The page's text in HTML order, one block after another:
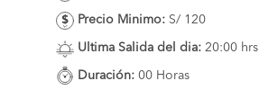
Precio Minimo: S/ 120
Ultima Salida del dia: 20:00 hrs
Duración: 00 Horas